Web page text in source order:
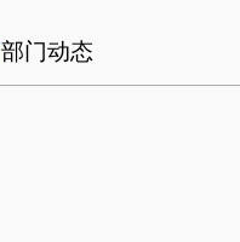
部门动态